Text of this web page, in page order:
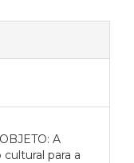
A
para a